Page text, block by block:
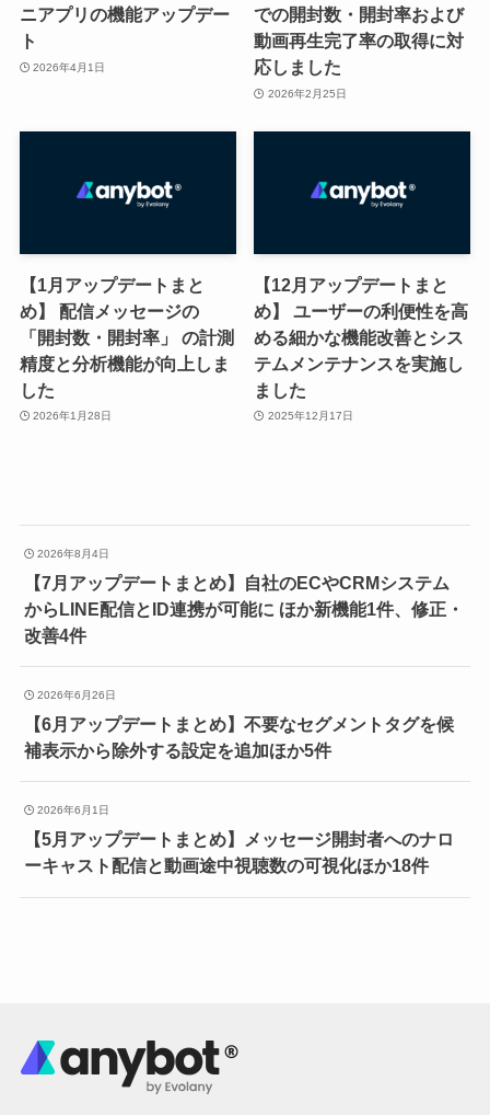
ニアプリの機能アップデー
ト
2026年4月1日
での開封数・開封率および
動画再生完了率の取得に対
応しました
2026年2月25日
【1月アップデートまと
め】 配信メッセージの
「開封数・開封率」 の計測
精度と分析機能が向上しま
した
2026年1月28日
【12月アップデートまと
め】 ユーザーの利便性を高
める細かな機能改善とシス
テムメンテナンスを実施し
ました
2025年12月17日
2026年8月4日
【7月アップデートまとめ】自社のECやCRMシステム
からLINE配信とID連携が可能に ほか新機能1件、修正・
改善4件
2026年6月26日
【6月アップデートまとめ】不要なセグメントタグを候
補表示から除外する設定を追加ほか5件
2026年6月1日
【5月アップデートまとめ】メッセージ開封者へのナロ
ーキャスト配信と動画途中視聴数の可視化ほか18件